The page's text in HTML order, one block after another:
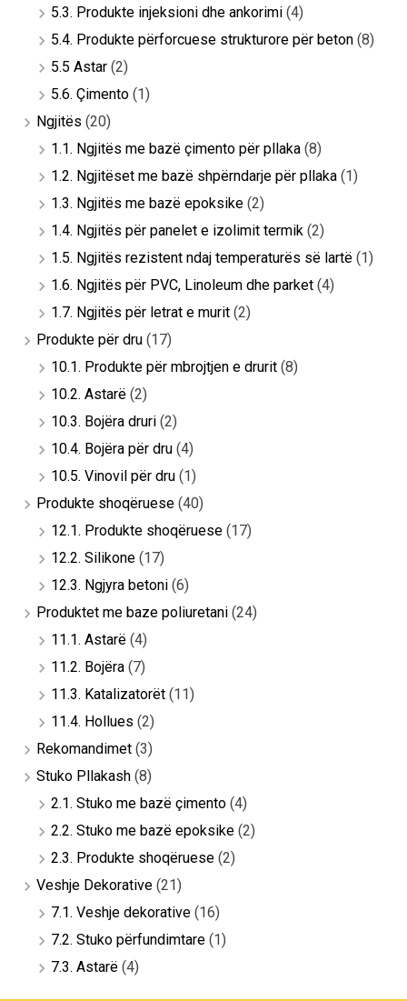
5.3. Produkte injeksioni dhe ankorimi (4)
5.4. Produkte përforcuese strukturore për beton (8)
5.5 Astar (2)
5.6. Çimento (1)
Ngjitës (20)
1.1. Ngjitës me bazë çimento për pllaka (8)
1.2. Ngjitëset me bazë shpërndarje për pllaka (1)
1.3. Ngjitës me bazë epoksike (2)
1.4. Ngjitës për panelet e izolimit termik (2)
1.5. Ngjitës rezistent ndaj temperaturës së lartë (1)
1.6. Ngjitës për PVC, Linoleum dhe parket (4)
1.7. Ngjitës për letrat e murit (2)
Produkte për dru (17)
10.1. Produkte për mbrojtjen e drurit (8)
10.2. Astarë (2)
10.3. Bojëra druri (2)
10.4. Bojëra për dru (4)
10.5. Vinovil për dru (1)
Produkte shoqëruese (40)
12.1. Produkte shoqëruese (17)
12.2. Silikone (17)
12.3. Ngjyra betoni (6)
Produktet me baze poliuretani (24)
11.1. Astarë (4)
11.2. Bojëra (7)
11.3. Katalizatorët (11)
11.4. Hollues (2)
Rekomandimet (3)
Stuko Pllakash (8)
2.1. Stuko me bazë çimento (4)
2.2. Stuko me bazë epoksike (2)
2.3. Produkte shoqëruese (2)
Veshje Dekorative (21)
7.1. Veshje dekorative (16)
7.2. Stuko përfundimtare (1)
7.3. Astarë (4)